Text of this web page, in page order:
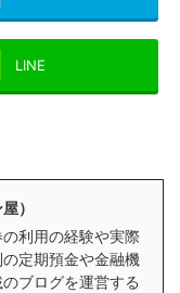
LINE
）
利用の経験や実際
定期預金や金融機
ブログを運営する